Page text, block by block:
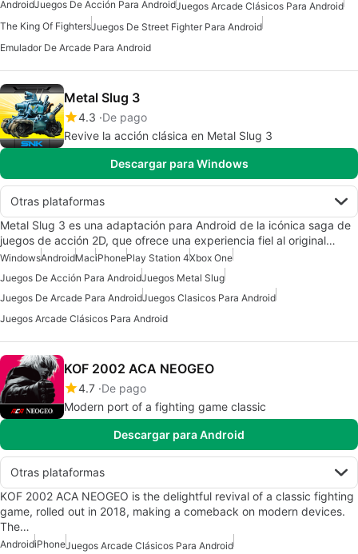
AndroidJuegos De Acción Para AndroidJuegos Arcade Clásicos Para Android
The King Of FightersJuegos De Street Fighter Para Android
Emulador De Arcade Para Android
Metal Slug 3
4.3 De pago
Revive la acción clásica en Metal Slug 3
Descargar para Windows
Otras plataformas
Metal Slug 3 es una adaptación para Android de la icónica saga de
juegos de acción 2D, que ofrece una experiencia fiel al original…
WindowsAndroidMaciPhonePlay Station 4Xbox One
Juegos De Acción Para AndroidJuegos Metal Slug
Juegos De Arcade Para AndroidJuegos Clasicos Para Android
Juegos Arcade Clásicos Para Android
KOF 2002 ACA NEOGEO
4.7 De pago
Modern port of a fighting game classic
Descargar para Android
Otras plataformas
KOF 2002 ACA NEOGEO is the delightful revival of a classic fighting
game, rolled out in 2018, making a comeback on modern devices.
The…
AndroidiPhoneJuegos Arcade Clásicos Para Android